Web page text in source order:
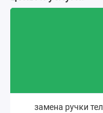
замена ручки